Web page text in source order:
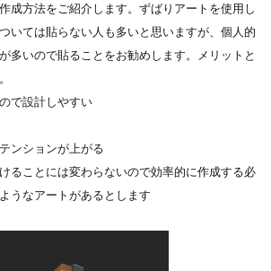
成方法をご紹介します。ずばりアートを使用し
いては貼らない人も多いと思いますが、個人的
多いので貼ることをお勧めします。メリットと
で設計しやすい
ンションが上がる
ることには変わらないので効率的に作成する必
うなアートがあるとします